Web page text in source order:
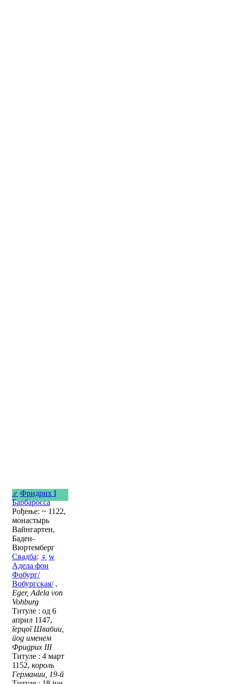
♂ Фридрих I
Барбаросса
Рођење: ~ 1122,
монастырь
Вайнгартен,
Баден-
Вюртемберг
Свадба: ♀ w
Адела фон
Фобург/
Вобургская/,
Eger, Adela von
Vohburg
Титуле : од 6
април 1147,
герцог Швабии,
под именем
Фридрих III
Титуле : 4 март
1152, король
Германии, 19-й